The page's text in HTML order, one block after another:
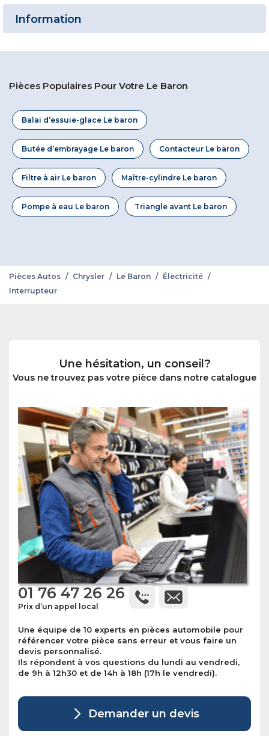
Information
Pièces Populaires Pour Votre Le Baron
Balai d’essuie-glace Le baron
Butée d’embrayage Le baron Contacteur Le baron
Filtre à air Le baron Maître-cylindre Le baron
Pompe à eau Le baron Triangle avant Le baron
Pièces Autos / Chrysler / Le Baron / Électricité /
Interrupteur
Une hésitation, un conseil?
Vous ne trouvez pas votre pièce dans notre catalogue
01 76 47 26 26
Prix d’un appel local
Une équipe de 10 experts en pièces automobile pour
référencer votre pièce sans erreur et vous faire un
devis personnalisé.
Ils répondent à vos questions du lundi au vendredi,
de 9h à 12h30 et de 14h à 18h (17h le vendredi).
Demander un devis